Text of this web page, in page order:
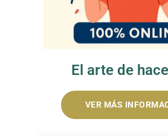
El arte de
VER MÁS